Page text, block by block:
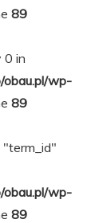
89
0 in
obau.pl/wp-
89
obau.pl/wp-
89